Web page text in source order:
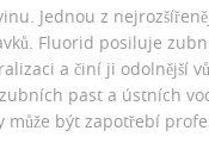
Jednou z
Fluorid posiluje
a činí ji odolnější
past a ústních
může být zapotřebí